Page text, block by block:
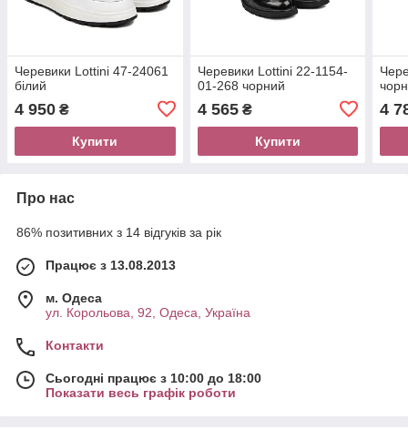
Черевики Lottini 47-24061
білий
4 950 ₴
Купити
Черевики Lottini 22-1154-
01-268 чорний
4 565₴
Купити
4
Про нас
86% позитивних з 14 відгуків за рік
Працює з 13.08.2013
м. Одеса
ул. Корольова, 92, Одеса, Україна
Контакти
Сьогодні працює з 10:00 до 18:00
Показати весь графік роботи